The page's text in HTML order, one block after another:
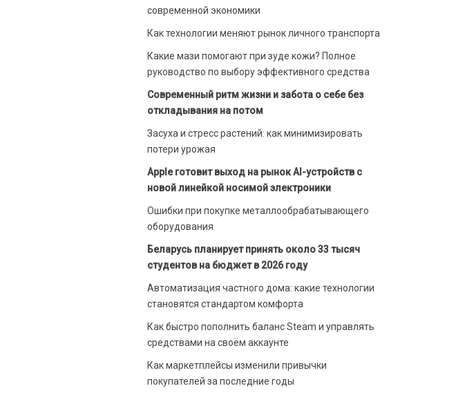
современной экономики
Как технологии меняют рынок личного транспорта
Какие мази помогают при зуде кожи? Полное
руководство по выбору эффективного средства
Современный ритм жизни и забота о себе без
откладывания на потом
Засуха и стресс растений: как минимизировать
потери урожая
Apple готовит выход на рынок AI-устройств с
новой линейкой носимой электроники
Ошибки при покупке металлообрабатывающего
оборудования
Беларусь планирует принять около 33 тысяч
студентов на бюджет в 2026 году
Автоматизация частного дома: какие технологии
становятся стандартом комфорта
Как быстро пополнить баланс Steam и управлять
средствами на своём аккаунте
Как маркетплейсы изменили привычки
покупателей за последние годы